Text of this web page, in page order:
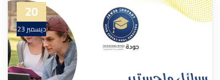
20
ديسمبر 23